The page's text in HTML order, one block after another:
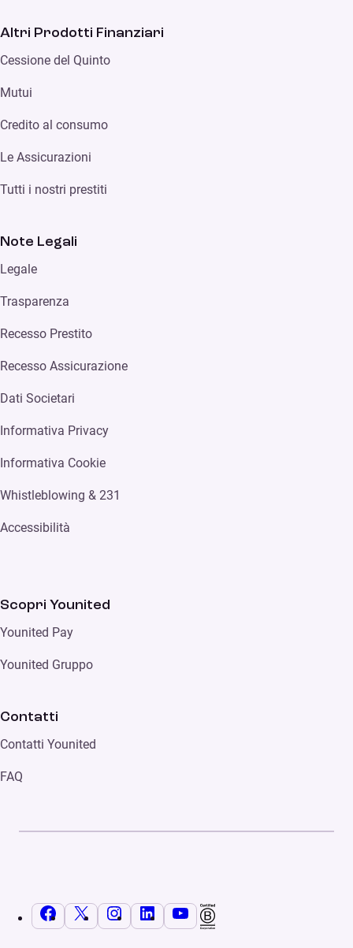
Altri Prodotti Finanziari
Cessione del Quinto
Mutui
Credito al consumo
Le Assicurazioni
Tutti i nostri prestiti
Note Legali
Legale
Trasparenza
Recesso Prestito
Recesso Assicurazione
Dati Societari
Informativa Privacy
Informativa Cookie
Whistleblowing & 231
Accessibilità
Scopri Younited
Younited Pay
Younited Gruppo
Contatti
Contatti Younited
FAQ
Facebook
X InstagramLinkedInYouTube